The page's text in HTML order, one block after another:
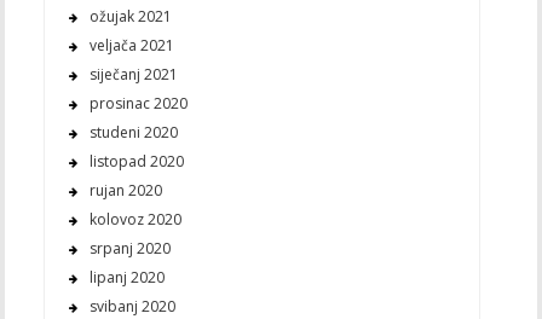
ožujak 2021
veljača 2021
siječanj 2021
prosinac 2020
studeni 2020
listopad 2020
rujan 2020
kolovoz 2020
srpanj 2020
lipanj 2020
svibanj 2020